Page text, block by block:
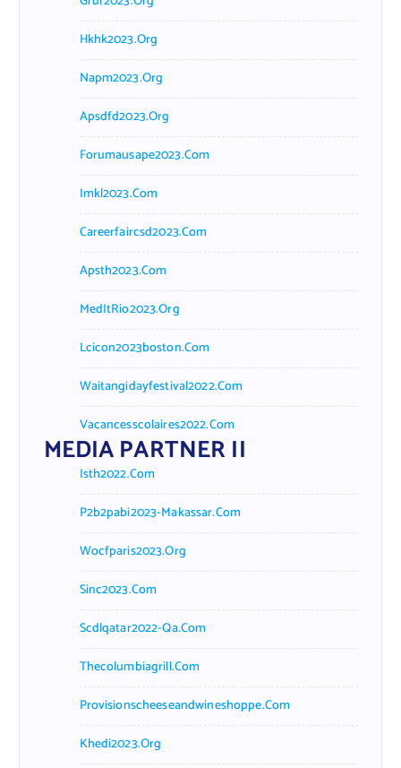
Hkhk2023.org
Napm2023.org
Apsdfd2023.org
Forumausape2023.com
Imkl2023.com
Careerfaircsd2023.com
Apsth2023.com
MedItRio2023.org
Lcicon2023boston.com
Waitangidayfestival2022.com
Vacancesscolaires2022.com
MEDIA PARTNER II
Isth2022.com
P2b2pabi2023-Makassar.com
Wocfparis2023.org
Sinc2023.com
Scdlqatar2022-Qa.com
Thecolumbiagrill.com
Provisionscheeseandwineshoppe.com
Khedi2023.org